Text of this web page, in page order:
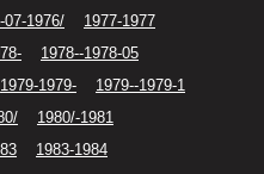
07-1976/
1977-1977
1978--1978-05
1979-1979-
1979--1979-1
1980/-1981
1983-1984